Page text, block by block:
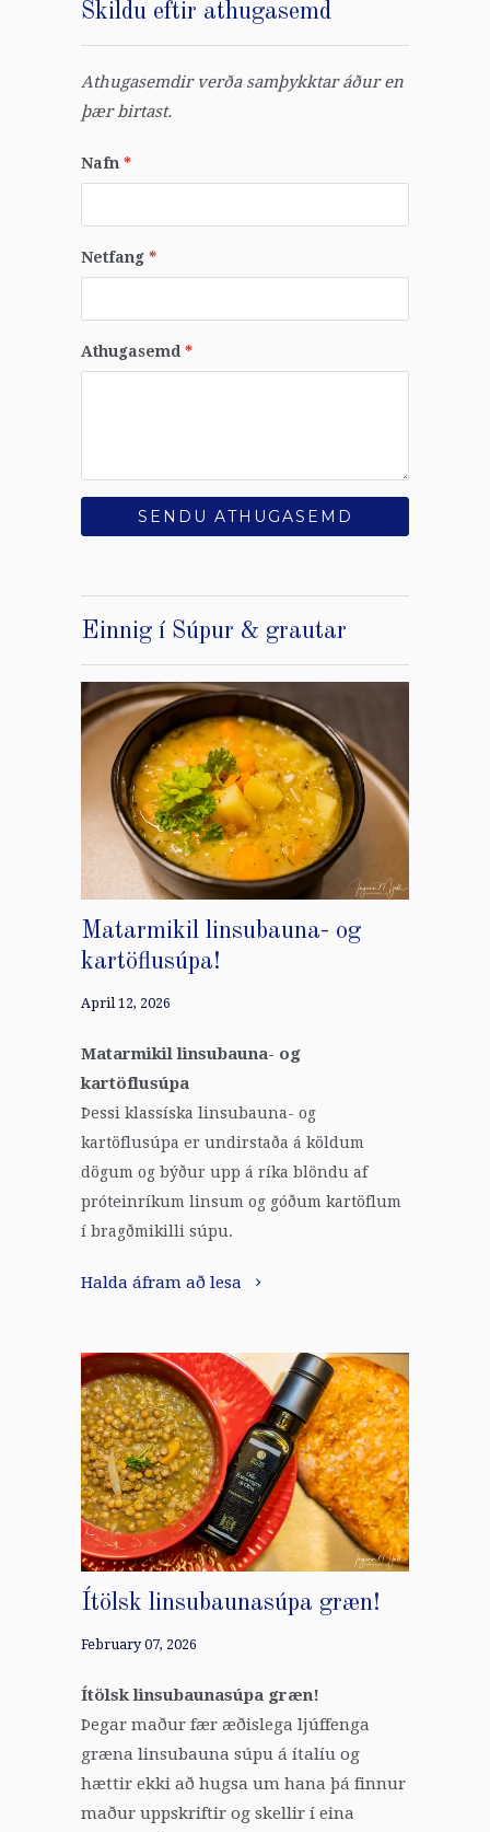
Skildu eftir athugasemd
Athugasemdir verða samþykktar áður en
þær birtast.
Nafn *
Netfang *
Athugasemd *
Einnig í Súpur & grautar
Matarmikil linsubauna- og
kartöflusúpa!
April 12, 2026
Matarmikil linsubauna- og
kartöflusúpa
Þessi klassíska linsubauna- og
kartöflusúpa er undirstaða á köldum
dögum og býður upp á ríka blöndu af
próteinríkum linsum og góðum kartöflum
í bragðmikilli súpu.
Halda áfram að lesa
Ítölsk linsubaunasúpa græn!
February 07, 2026
Ítölsk linsubaunasúpa græn!
Þegar maður fær æðislega ljúffenga
græna linsubauna súpu á ítalíu og
hættir ekki að hugsa um hana þá finnur
maður uppskriftir og skellir í eina